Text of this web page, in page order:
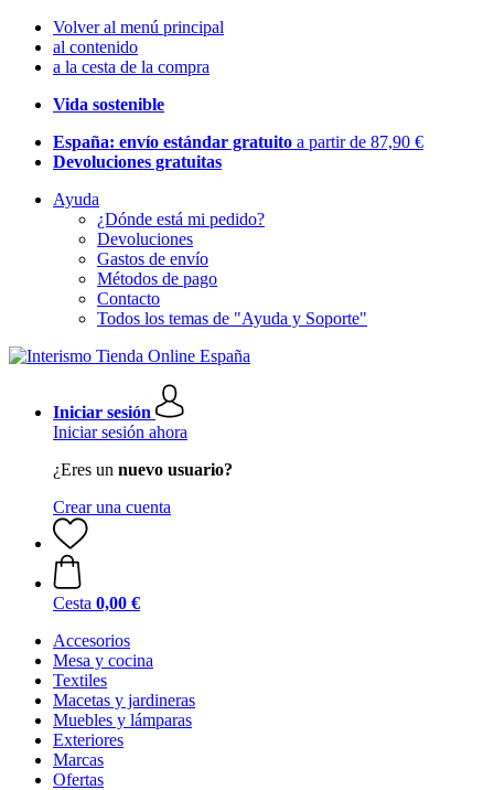
Volver al menú principal
al contenido
a la cesta de la compra
Vida sostenible
España: envío estándar gratuito a partir de 87,90 €
Devoluciones gratuitas
Ayuda
¿Dónde está mi pedido?
Devoluciones
Gastos de envío
Métodos de pago
Contacto
Todos los temas de "Ayuda y Soporte"
Iniciar sesión
Iniciar sesión ahora
¿Eres un nuevo usuario?
Crear una cuenta
Cesta 0,00 €
Accesorios
Mesa y cocina
Textiles
Macetas y jardineras
Muebles y lámparas
Exteriores
Marcas
Ofertas